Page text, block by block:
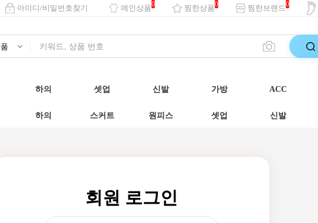
아이디/비밀번호찾기 메인상품0 찜한상품0 찜한브랜드0
하의 셋업 신발 가방 ACC
하의 스커트 원피스 셋업 신발
회원 로그인